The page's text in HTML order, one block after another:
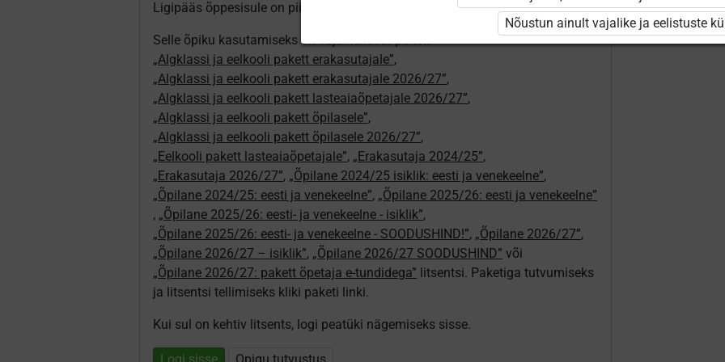
Ligipääs õppesisule on piiratud. Sa ei ole Opiqusse sisse logitud.
Selle õpiku kasutamiseks on vaja kehtivat paketi
„Algklassi ja eelkooli pakett erakasutajale”,
„Algklassi ja eelkooli pakett erakasutajale 2026/27”,
„Algklassi ja eelkooli pakett lasteaiaõpetajale 2026/27”,
„Algklassi ja eelkooli pakett õpilasele”,
„Algklassi ja eelkooli pakett õpilasele 2026/27”,
„Eelkooli pakett lasteaiaõpetajale”, „Erakasutaja 2024/25”,
„Erakasutaja 2026/27”, „Õpilane 2024/25 isiklik: eesti ja venekeelne”,
„Õpilane 2024/25: eesti ja venekeelne”, „Õpilane 2025/26: eesti ja venekeelne”
, „Õpilane 2025/26: eesti- ja venekeelne - isiklik”,
„Õpilane 2025/26: eesti- ja venekeelne - SOODUSHIND!”, „Õpilane 2026/27”,
„Õpilane 2026/27 – isiklik”, „Õpilane 2026/27 SOODUSHIND” või
„Õpilane 2026/27: pakett õpetaja e-tundidega” litsentsi. Paketiga tutvumiseks
ja litsentsi tellimiseks kliki paketi linki.
Kui sul on kehtiv litsents, logi peatüki nägemiseks sisse.
Nõustun ainult vajalike ja eelistuste